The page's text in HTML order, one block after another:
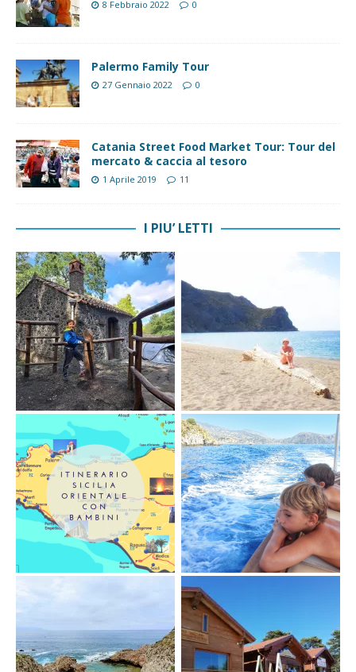
8 Febbraio 2022 0
Palermo Family Tour
27 Gennaio 2022 0
Catania Street Food Market Tour: Tour del
mercato & caccia al tesoro
1 Aprile 2019 11
I PIU’ LETTI